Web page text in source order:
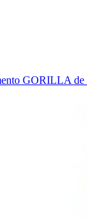
GORILLA de